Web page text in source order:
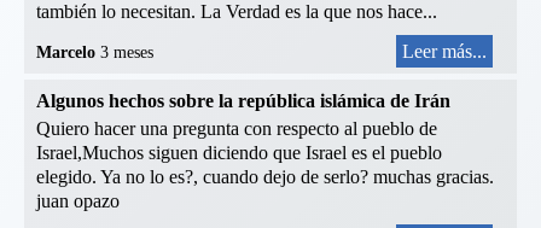
también lo necesitan. La Verdad es la que nos hace...
Marcelo 3 meses Leer más...
Algunos hechos sobre la república islámica de Irán
Quiero hacer una pregunta con respecto al pueblo de
Israel,Muchos siguen diciendo que Israel es el pueblo
elegido. Ya no lo es?, cuando dejo de serlo? muchas gracias.
juan opazo